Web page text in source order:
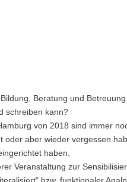
Beratung und Betreuung
schreiben kann?
von 2018 sind immer
aber wieder vergessen
haben.
Veranstaltung zur